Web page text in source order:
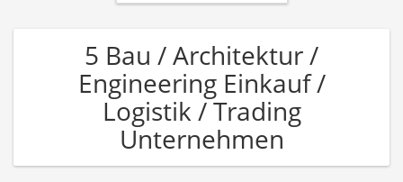
5 Bau / Architektur /
Engineering Einkauf /
Logistik / Trading
Unternehmen